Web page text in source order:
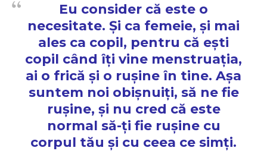
Eu consider că este o
necesitate. Și ca femeie, și mai
ales ca copil, pentru că ești
copil când îți vine menstruația,
ai o frică și o rușine în tine. Așa
suntem noi obișnuiți, să ne fie
rușine, și nu cred că este
normal să-ți fie rușine cu
corpul tău și cu ceea ce simți.